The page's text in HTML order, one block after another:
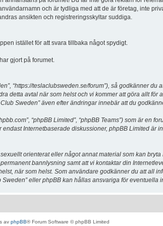
och är tydliga med att de är företag, inte
ansikten och registreringsskyltar suddiga.
istället för att svara tillbaka något spydigt.
gjort på forumet.
“https://teslaclubsweden.se/forum”), så godkänner
detta avtal när som helst och vi kommer att göra allt för
Sweden” även efter ändringar innebär att du
“phpBB Limited”, “phpBB Teams”) som är en
endast Internetbaserade diskussioner, phpBB Limited är
orienterat eller något annat material som kan
bannlysning samt att vi kontaktar din
när som helst. Som användare godkänner du att all
eller phpBB kan hållas ansvariga för
av phpBB® Forum Software © phpBB Limited